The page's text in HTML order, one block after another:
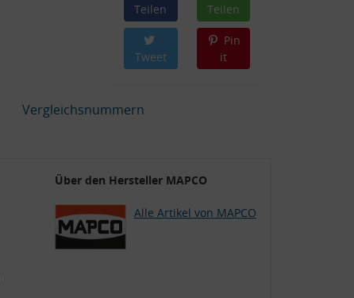
Teilen Teilen
Tweet
Pin
it
Vergleichsnummern
Über den Hersteller MAPCO
Alle Artikel von MAPCO